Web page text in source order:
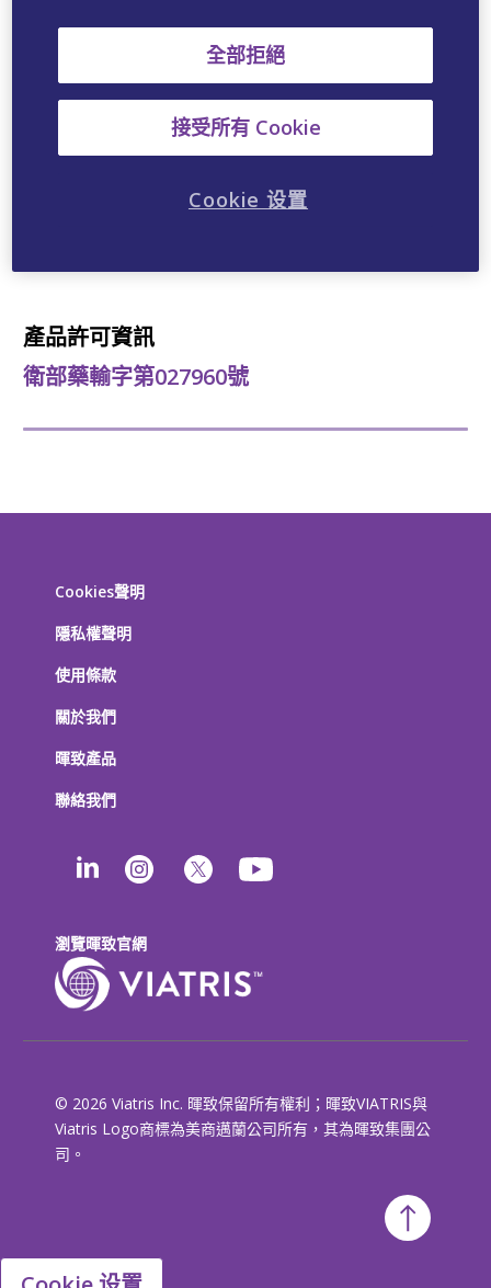
(Exsiccated Fructus Carduimarianus Extract)
產品許可資訊
衛部藥輸字第027960號
Cookies聲明
隱私權聲明
使用條款
關於我們
暉致產品
聯絡我們
瀏覽暉致官網
© 2026 Viatris Inc. 暉致保留所有權利；暉致VIATRIS與
Viatris Logo商標為美商邁蘭公司所有，其為暉致集團公
司。
全部拒絕
接受所有 Cookie
Cookie 设置